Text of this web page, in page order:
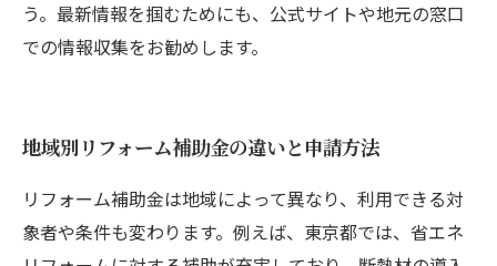
う。最新情報を掴むためにも、公式サイトや地元の窓口
での情報収集をお勧めします。
地域別リフォーム補助金の違いと申請方法
リフォーム補助金は地域によって異なり、利用できる対
象者や条件も変わります。例えば、東京都では、省エネ